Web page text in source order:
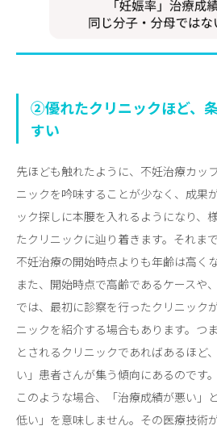
②優れたクリニックほど、
すい
先ほども触れたように、不妊治療カッ
ニックを吟味することが少なく、成果
ック探しに本腰を入れるようになり、
たクリニックに辿り着きます。それま
不妊治療の開始時点よりも年齢は高く
また、開始時点で高齢であるケースや
では、最初に診察を行ったクリニック
ニックを紹介する場合もあります。つ
とされるクリニックであればあるほど
い」患者さんが集う傾向にあるのです。
このような場合、「治療成績が悪い」
低い」を意味しません。その医療技術